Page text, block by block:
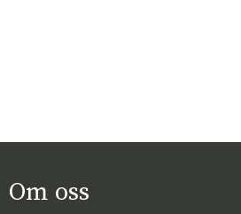
Om oss